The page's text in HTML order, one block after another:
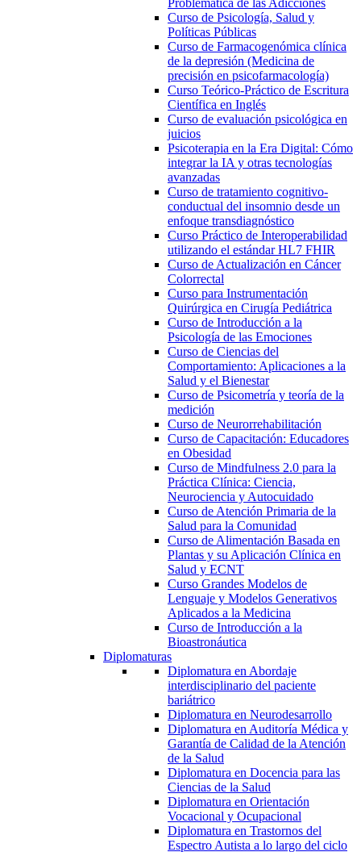
Problemática de las Adicciones
Curso de Psicología, Salud y
Políticas Públicas
Curso de Farmacogenómica clínica
de la depresión (Medicina de
precisión en psicofarmacología)
Curso Teórico-Práctico de Escritura
Científica en Inglés
Curso de evaluación psicológica en
juicios
Psicoterapia en la Era Digital: Cómo
integrar la IA y otras tecnologías
avanzadas
Curso de tratamiento cognitivo-
conductual del insomnio desde un
enfoque transdiagnóstico
Curso Práctico de Interoperabilidad
utilizando el estándar HL7 FHIR
Curso de Actualización en Cáncer
Colorrectal
Curso para Instrumentación
Quirúrgica en Cirugía Pediátrica
Curso de Introducción a la
Psicología de las Emociones
Curso de Ciencias del
Comportamiento: Aplicaciones a la
Salud y el Bienestar
Curso de Psicometría y teoría de la
medición
Curso de Neurorrehabilitación
Curso de Capacitación: Educadores
en Obesidad
Curso de Mindfulness 2.0 para la
Práctica Clínica: Ciencia,
Neurociencia y Autocuidado
Curso de Atención Primaria de la
Salud para la Comunidad
Curso de Alimentación Basada en
Plantas y su Aplicación Clínica en
Salud y ECNT
Curso Grandes Modelos de
Lenguaje y Modelos Generativos
Aplicados a la Medicina
Curso de Introducción a la
Bioastronáutica
Diplomaturas
Diplomatura en Abordaje
interdisciplinario del paciente
bariátrico
Diplomatura en Neurodesarrollo
Diplomatura en Auditoría Médica y
Garantía de Calidad de la Atención
de la Salud
Diplomatura en Docencia para las
Ciencias de la Salud
Diplomatura en Orientación
Vocacional y Ocupacional
Diplomatura en Trastornos del
Espectro Autista a lo largo del ciclo